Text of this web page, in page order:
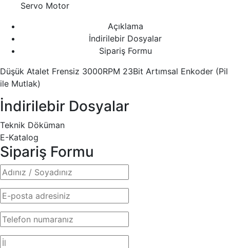
Servo Motor
Açıklama
İndirilebir Dosyalar
Sipariş Formu
Düşük Atalet Frensiz 3000RPM 23Bit Artımsal Enkoder (Pil
ile Mutlak)
İndirilebir Dosyalar
Teknik Döküman
E-Katalog
Sipariş Formu